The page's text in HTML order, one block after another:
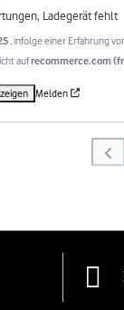
Ladegerät fehlt
, infolge einer Erfahrung
aufrecommerce.com
Melden